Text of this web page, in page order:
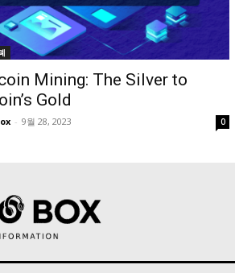
Mining: The Silver to
Gold
- 9월 28, 2023 0